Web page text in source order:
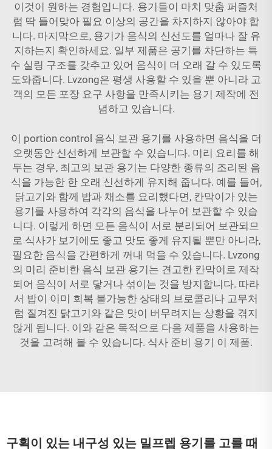
이것이 원하는 경험입니다. 용기들이 마치 맞춤 퍼즐처
럼 딱 들어맞아 필요 이상의 공간을 차지하지 않아야 합
니다. 마지막으로, 용기가 음식의 신선도를 얼마나 잘 유
지하는지 확인하세요. 일부 제품은 공기를 차단하는 특
수 실링 구조를 갖추고 있어 음식이 더 오래 갈 수 있도록
도와줍니다. Lvzong은 평생 사용할 수 있을 뿐 아니라 고
객의 모든 포장 요구 사항을 만족시키는 용기 제작에 전
념하고 있습니다.
이 portion control 음식 보관 용기를 사용하면 음식을 더
오랫동안 신선하게 보관할 수 있습니다. 미리 요리를 해
두는 경우, 최고의 보관 용기는 다양한 종류의 조리된 음
식을 가능한 한 오래 신선하게 유지해 줍니다. 예를 들어,
닭고기와 함께 밥과 채소를 요리했다면, 칸막이가 있는
용기를 사용하여 각각의 음식을 나누어 보관할 수 있습
니다. 이렇게 하면 모든 음식이 서로 분리되어 보관되므
로 식사가 보기에도 좋고 맛도 좋게 유지될 뿐만 아니라,
필요한 음식을 간편하게 꺼내 먹을 수 있습니다. Lvzong
의 미리 준비한 음식 보관 용기는 견고한 칸막이로 제작
되어 음식이 서로 닿거나 섞이는 것을 방지합니다. 따라
서 밥이 이미 회복 불가능한 상태의 브로콜리나 고무처
럼 질겨진 닭고기와 같은 맛이 버무려지는 상황을 겪지
않게 됩니다. 이와 같은 목적으로 다음 제품을 사용하는
것을 고려해 볼 수 있습니다. 식사 준비 용기 이 제품.
구획이 있는 내구성 있는 밀프렙 용기를 고를 때